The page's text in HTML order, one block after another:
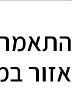
התאמת
אזור